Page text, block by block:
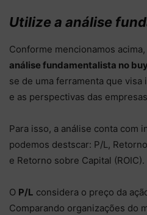
Utilize a análise
Conforme mencionamos
análise fundamentalista no
se de uma ferramenta que
e as perspectivas das
Para isso, a análise conta com
podemos destscar: P/L,
e Retorno sobre Capital (ROIC).
O P/L considera o preço da
Comparando organizações do